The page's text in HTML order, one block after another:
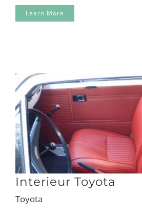
Learn More
Interieur Toyota
Toyota